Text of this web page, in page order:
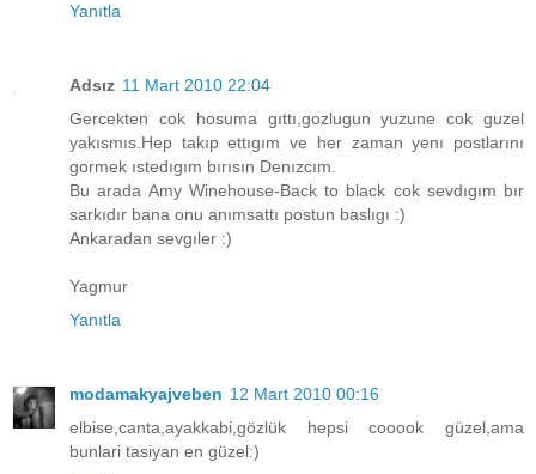
Yanıtla
Adsız 11 Mart 2010 22:04
Gercekten cok hosuma gıttı,gozlugun yuzune cok guzel
yakısmıs.Hep takıp ettıgım ve her zaman yenı postlarını
gormek ıstedıgım bırısın Denızcım.
Bu arada Amy Winehouse-Back to black cok sevdıgım bır
sarkıdır bana onu anımsattı postun baslıgı :)
Ankaradan sevgıler :)
Yagmur
Yanıtla
modamakyajveben 12 Mart 2010 00:16
elbise,canta,ayakkabi,gözlük hepsi cooook güzel,ama
bunlari tasiyan en güzel:)